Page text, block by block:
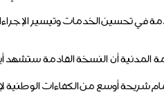
في تحسين الخدمات وتيسير
المدنية أن النسخة القادمة
شريحة أوسع من الكفاءات الوطنية